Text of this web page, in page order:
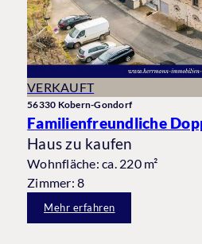
VERKAUFT
56330 Kobern-Gondorf
Haus zu kaufen
Wohnfläche: ca. 220 m²
Zimmer: 8
Mehr erfahren